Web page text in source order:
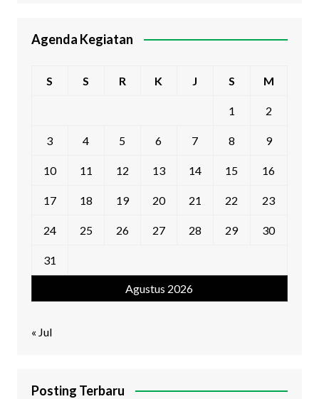
Agenda Kegiatan
Agustus 2026
S S R K J S M
1 2
3 4 5 6 7 8 9
10 11 12 13 14 15 16
17 18 19 20 21 22 23
24 25 26 27 28 29 30
31
« Jul
Posting Terbaru